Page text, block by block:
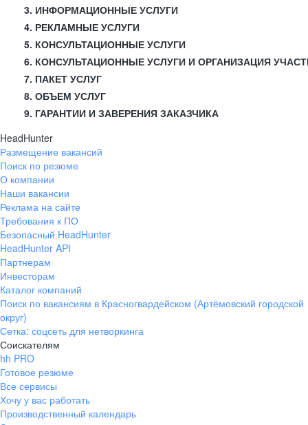
3. ИНФОРМАЦИОННЫЕ УСЛУГИ
4. РЕКЛАМНЫЕ УСЛУГИ
5. КОНСУЛЬТАЦИОННЫЕ УСЛУГИ
6. КОНСУЛЬТАЦИОННЫЕ УСЛУГИ И ОРГАНИЗАЦИЯ
7. ПАКЕТ УСЛУГ
8. ОБЪЕМ УСЛУГ
9. ГАРАНТИИ И ЗАВЕРЕНИЯ ЗАКАЗЧИКА
HeadHunter
Размещение вакансий
Поиск по резюме
О компании
Наши вакансии
Реклама на сайте
Требования к ПО
Безопасный HeadHunter
HeadHunter API
Партнерам
Инвесторам
Каталог компаний
Поиск по вакансиям в Красногвардейском (Артёмовский городской
округ)
Сетка: соцсеть для нетворкинга
Соискателям
hh PRO
Готовое резюме
Все сервисы
Хочу у вас работать
Производственный календарь